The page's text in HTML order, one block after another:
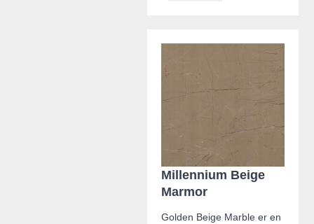
Millennium Beige
Marmor
Golden Beige Marble er en